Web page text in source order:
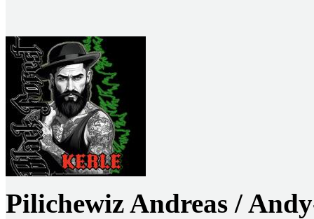
Pilichewiz Andreas /